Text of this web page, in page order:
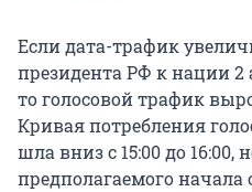
Если дата-трафик
президента РФ к нации 2
то голосовой трафик
Кривая потребления
шла вниз с 15:00 до 16:00,
предполагаемого начала